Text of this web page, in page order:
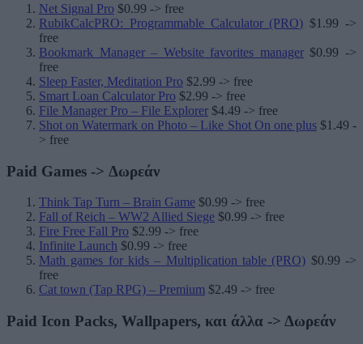
Net Signal Pro $0.99 -> free
RubikCalcPRO: Programmable Calculator (PRO) $1.99 ->
free
Bookmark Manager – Website favorites manager$0.99 ->
free
Sleep Faster, Meditation Pro $2.99 -> free
Smart Loan Calculator Pro $2.99 -> free
File Manager Pro – File Explorer $4.49 -> free
Shot on Watermark on Photo – Like Shot On one plus$1.49 -
> free
Paid Games -> Δωρεάν
Think Tap Turn – Brain Game $0.99 -> free
Fall of Reich – WW2 Allied Siege $0.99 -> free
Fire Free Fall Pro $2.99 -> free
Infinite Launch $0.99 -> free
Math games for kids – Multiplication table (PRO) $0.99 ->
free
Cat town (Tap RPG) – Premium $2.49 -> free
Paid Icon Packs, Wallpapers, και άλλα -> Δωρεάν